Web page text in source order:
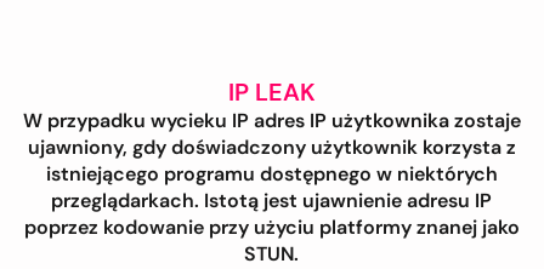
IP LEAK
W przypadku wycieku IP adres IP użytkownika zostaje
ujawniony, gdy doświadczony użytkownik korzysta z
istniejącego programu dostępnego w niektórych
przeglądarkach. Istotą jest ujawnienie adresu IP
poprzez kodowanie przy użyciu platformy znanej jako
STUN.